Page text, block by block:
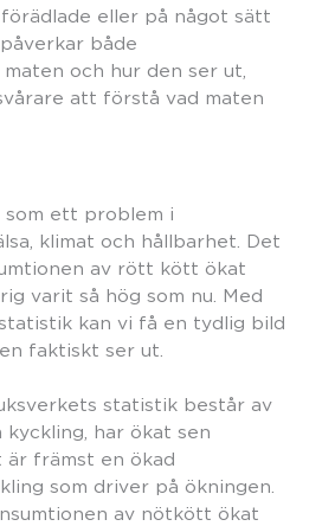
eller på något sätt
både
och hur den ser ut,
att förstå vad maten
ett problem i
klimat och hållbarhet. Det
av rött kött ökat
varit så hög som nu. Med
kan vi få en tydlig bild
faktiskt ser ut.
statistik består av
har ökat sen
främst en ökad
som driver på ökningen.
av nötkött ökat